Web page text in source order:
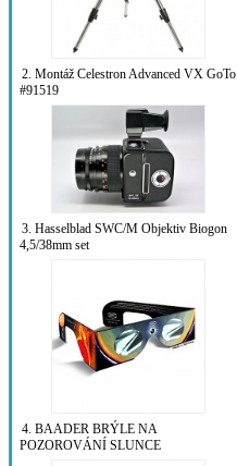
2. Montáž Celestron Advanced VX GoTo
#91519
3. Hasselblad SWC/M Objektiv Biogon
4,5/38mm set
4. BAADER BRÝLE NA
POZOROVÁNÍ SLUNCE